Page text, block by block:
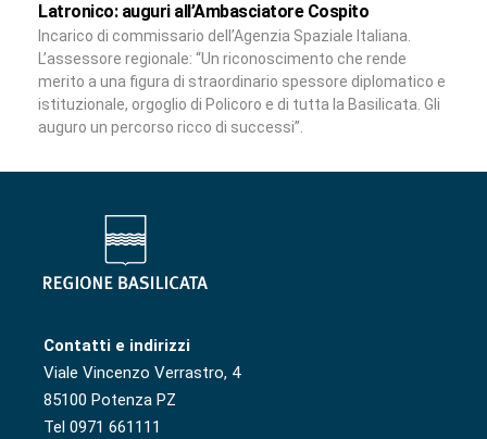
Latronico: auguri all’Ambasciatore Cospito
Incarico di commissario dell’Agenzia Spaziale Italiana.
L’assessore regionale: “Un riconoscimento che rende
merito a una figura di straordinario spessore diplomatico e
istituzionale, orgoglio di Policoro e di tutta la Basilicata. Gli
auguro un percorso ricco di successi”.
Contatti e indirizzi
Viale Vincenzo Verrastro, 4
85100 Potenza PZ
Tel 0971 661111